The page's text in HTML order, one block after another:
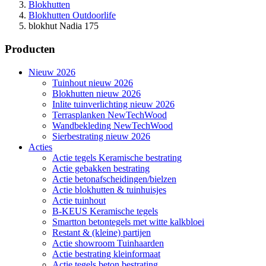
Blokhutten
Blokhutten Outdoorlife
blokhut Nadia 175
Producten
Nieuw 2026
Tuinhout nieuw 2026
Blokhutten nieuw 2026
Inlite tuinverlichting nieuw 2026
Terrasplanken NewTechWood
Wandbekleding NewTechWood
Sierbestrating nieuw 2026
Acties
Actie tegels Keramische bestrating
Actie gebakken bestrating
Actie betonafscheidingen/bielzen
Actie blokhutten & tuinhuisjes
Actie tuinhout
B-KEUS Keramische tegels
Smartton betontegels met witte kalkbloei
Restant & (kleine) partijen
Actie showroom Tuinhaarden
Actie bestrating kleinformaat